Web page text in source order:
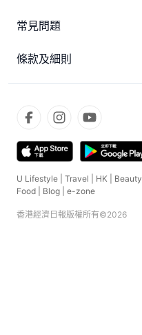
常見問題
條款及細則
U Lifestyle Travel HK Beauty
Food
Blog e-zone
香港經濟日報版權所有©2026